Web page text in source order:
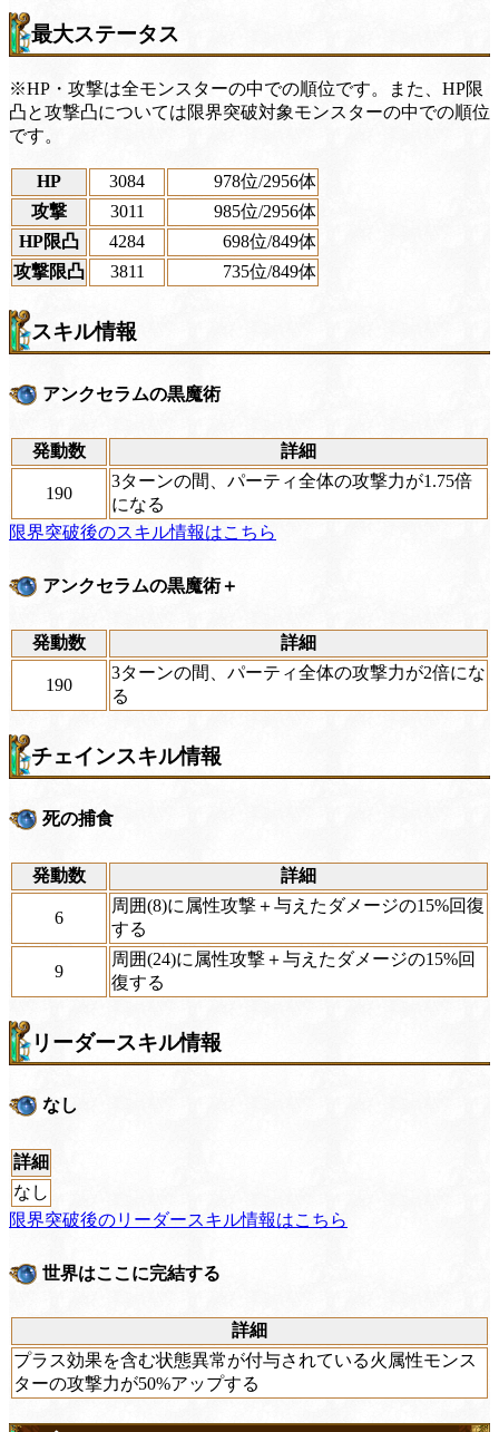
最大ステータス
※HP・攻撃は全モンスターの中での順位です。また、HP限
凸と攻撃凸については限界突破対象モンスターの中での順位
です。
HP 3084 978位/2956体
攻撃
3011 985位/2956体
HP限凸
4284 698位/849体
攻撃限凸
3811 735位/849体
スキル情報
アンクセラムの黒魔術
発動数 詳細
190
3ターンの間、パーティ全体の攻撃力が1.75倍
になる
限界突破後のスキル情報はこちら
アンクセラムの黒魔術＋
発動数 詳細
190
3ターンの間、パーティ全体の攻撃力が2倍にな
る
チェインスキル情報
死の捕食
発動数 詳細
6
周囲(8)に属性攻撃＋与えたダメージの15%回復
する
9
周囲(24)に属性攻撃＋与えたダメージの15%回
復する
リーダースキル情報
なし
詳細
なし
限界突破後のリーダースキル情報はこちら
世界はここに完結する
詳細
プラス効果を含む状態異常が付与されている火属性モンス
ターの攻撃力が50%アップする